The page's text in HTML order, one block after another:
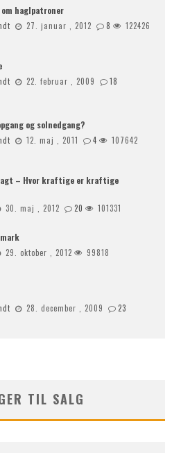
haglpatroner
27. januar , 2012 8 122426
22. februar , 2009
18
og solnedgang?
12. maj , 2011 4 107642
– Hvor kraftige er kraftige
30. maj , 2012 20 101331
29. oktober , 2012 99818
28. december , 2009
23
TIL SALG